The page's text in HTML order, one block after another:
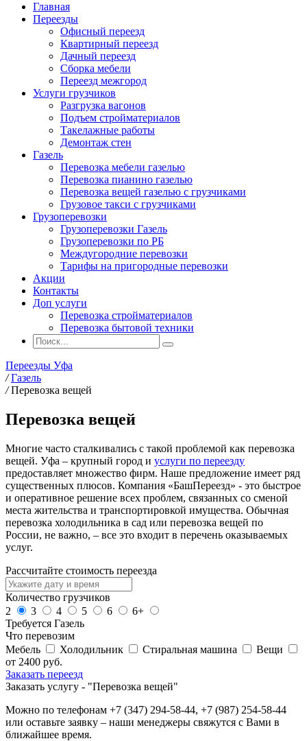
Главная
Переезды
Офисный переезд
Квартирный переезд
Дачный переезд
Сборка мебели
Переезд межгород
Услуги грузчиков
Разгрузка вагонов
Подъем стройматериалов
Такелажные работы
Демонтаж стен
Газель
Перевозка мебели газелью
Перевозка пианино газелью
Перевозка вещей газелью с грузчиками
Грузовое такси с грузчиками
Грузоперевозки
Грузоперевозки Газель
Грузоперевозки по РБ
Междугородние перевозки
Тарифы на пригородные перевозки
Акции
Контакты
Доп услуги
Перевозка стройматериалов
Перевозка бытовой техники
Переезды Уфа
/ Газель
/ Перевозка вещей
Перевозка вещей
Многие часто сталкивались с такой проблемой как перевозка
вещей. Уфа – крупный город и услуги по переезду
предоставляет множество фирм. Наше предложение имеет ряд
существенных плюсов. Компания «БашПереезд» - это быстрое
и оперативное решение всех проблем, связанных со сменой
места жительства и транспортировкой имущества. Обычная
перевозка холодильника в сад или перевозка вещей по
России, не важно, – все это входит в перечень оказываемых
услуг.
Рассчитайте стоимость переезда
Количество грузчиков
2
3 4 5 6
6+
Требуется Газель
Что перевозим
Мебель
Холодильник Стиральная машина
Вещи
от 2400 руб.
Заказать переезд
Заказать услугу - "Перевозка вещей"
Можно по телефонам +7 (347) 294-58-44, +7 (987) 254-58-44
или оставьте заявку – наши менеджеры свяжутся с Вами в
ближайшее время.